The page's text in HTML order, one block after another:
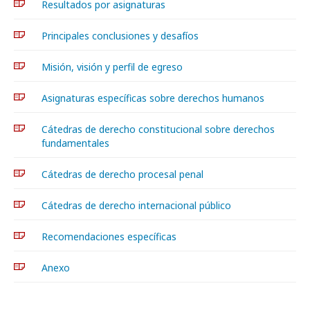
Resultados por asignaturas
Principales conclusiones y desafíos
Misión, visión y perfil de egreso
Asignaturas específicas sobre derechos humanos
Cátedras de derecho constitucional sobre derechos
fundamentales
Cátedras de derecho procesal penal
Cátedras de derecho internacional público
Recomendaciones específicas
Anexo